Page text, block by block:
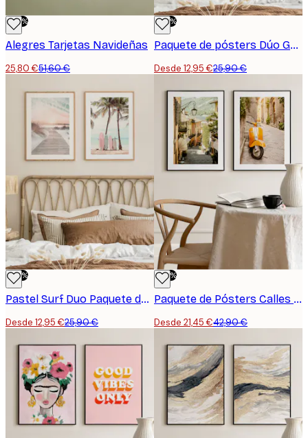
-50%
Alegres Tarjetas Navideñas
25,80 €51,60 €
-50%
Paquete de pósters Dúo Green Gráfico
Desde 12,95 €25,90 €
-50%
Pastel Surf Duo Paquete de Pósters
Desde 12,95 €25,90 €
-50%
Paquete de Pósters Calles de Italia
Desde 21,45 €42,90 €